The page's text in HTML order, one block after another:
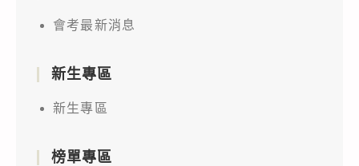
會考最新消息
新生專區
新生專區
榜單專區